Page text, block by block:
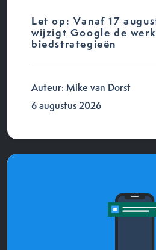
Let op: Vanaf 17
wijzigt Google de
biedstrategieën
Auteur: Mike van Dorst
6 augustus 2026